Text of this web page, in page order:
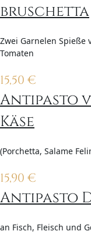
bruschetta
Zwei Garnelen Spieße
Tomaten
15,50 €
Antipasto
Käse
(Porchetta, Salame
15,90 €
Antipasto
an Fisch, Fleisch und